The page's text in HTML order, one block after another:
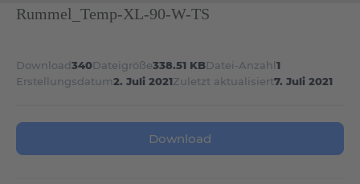
Rummel_Temp-XL-90-W-TS
Download340Dateigröße338.51 KBDatei-Anzahl1
Erstellungsdatum2. Juli 2021Zuletzt aktualisiert7. Juli 2021
Download